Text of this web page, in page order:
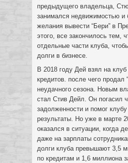
предыдущего владельца,
занимался недвижимостью и
желания вывести “Бери” в
этого, все закончилось тем,
отдельные части клуба,
долги в бизнесе.
В 2018 году Дей взял на клуб
кредитов. после чего продал
неудачного сезона. Новым
стал Стив Дейл. Он погасил
задолженности и помог
результаты. Но уже в марте
оказался в ситуации, когда
даже на зарплаты
долги клуба превышают 3,5
по кредитам и 1,6 миллиона